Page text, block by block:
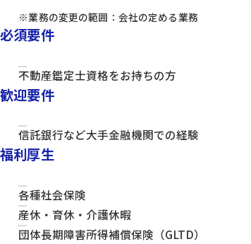
※業務の変更の範囲：会社の定める業務
必須要件
不動産鑑定士資格をお持ちの方
歓迎要件
信託銀行など大手金融機関での経験
福利厚生
各種社会保険
産休・育休・介護休暇
団体長期障害所得補償保険（GLTD）